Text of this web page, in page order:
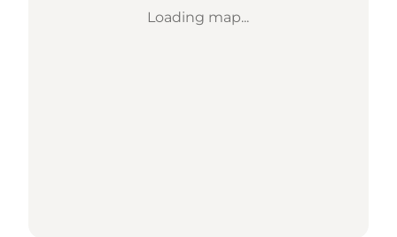
Loading map...